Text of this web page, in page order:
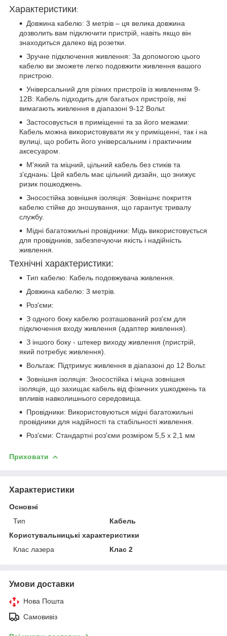
Характеристики:
Довжина кабелю: 3 метрів – ця велика довжина
дозволить вам підключити пристрій, навіть якщо він
знаходиться далеко від розетки.
Зручне підключення живлення: За допомогою цього
кабелю ви зможете легко подовжити живлення вашого
пристрою.
Універсальний для різних пристроїв із живленням 9-
12В: Кабель підходить для багатьох пристроїв, які
вимагають живлення в діапазоні 9-12 Вольт.
Застосовується в приміщенні та за його межами:
Кабель можна використовувати як у приміщенні, так і на
вулиці, що робить його універсальним і практичним
аксесуаром.
М'який та міцний, цільний кабель без стиків та
з'єднань: Цей кабель має цільний дизайн, що знижує
ризик пошкоджень.
Зносостійка зовнішня ізоляція: Зовнішнє покриття
кабелю стійке до зношування, що гарантує тривалу
службу.
Мідні багатожильні провідники: Мідь використовується
для провідників, забезпечуючи якість і надійність
живлення.
Технічні характеристики:
Тип кабелю: Кабель подовжувача живлення.
Довжина кабелю: 3 метрів.
Роз'єми:
З одного боку кабелю розташований роз'єм для
підключення входу живлення (адаптер живлення).
З іншого боку - штекер виходу живлення (пристрій,
який потребує живлення).
Вольтаж: Підтримує живлення в діапазоні до 12 Вольт.
Зовнішня ізоляція: Зносостійка і міцна зовнішня
ізоляція, що захищає кабель від фізичних ушкоджень та
впливів навколишнього середовища.
Провідники: Використовуються мідні багатожильні
провідники для надійності та стабільності живлення.
Роз'єми: Стандартні роз'єми розміром 5,5 x 2,1 мм
Приховати
Характеристики
Основні
Тип
Кабель
Користувальницькі характеристики
Клас лазера
Клас 2
Умови доставки
Нова Пошта
Самовивіз